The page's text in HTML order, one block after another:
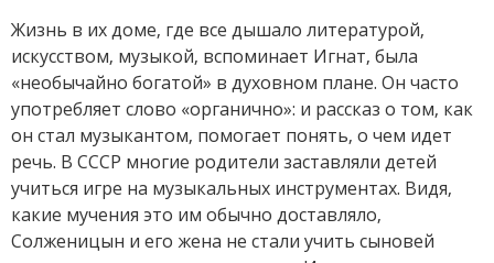
Жизнь в их доме, где все дышало литературой,
искусством, музыкой, вспоминает Игнат, была
«необычайно богатой» в духовном плане. Он часто
употребляет слово «органично»: и рассказ о том, как
он стал музыкантом, помогает понять, о чем идет
речь. В СССР многие родители заставляли детей
учиться игре на музыкальных инструментах. Видя,
какие мучения это им обычно доставляло,
Солженицын и его жена не стали учить сыновей